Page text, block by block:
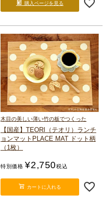
購入ページを見る
木目の美しい薄い竹の板でつくった
【国産】TEORI（テオリ） ランチ
ョンマット PLACE MAT ドット柄
（1枚）
特別価格 ¥2,750税込
カートに入れる